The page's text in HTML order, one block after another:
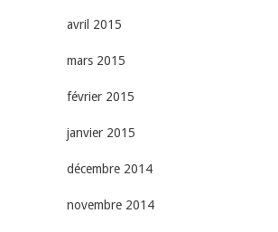
avril 2015
mars 2015
février 2015
janvier 2015
décembre 2014
novembre 2014